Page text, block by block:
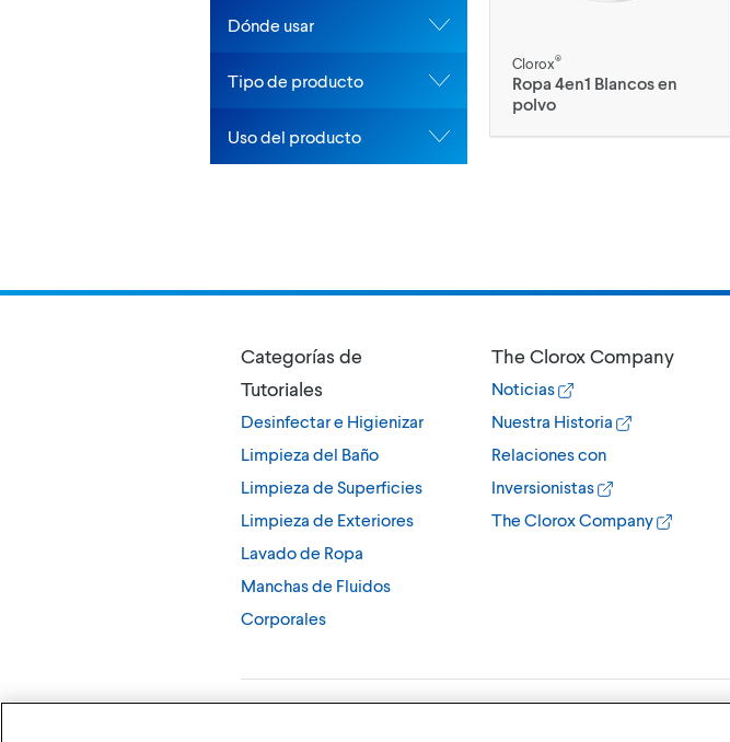
Dónde usar
Tipo de producto
Uso del producto
Clorox®
Ropa 4en1 Blancos en
polvo
Categorías de
Tutoriales
Desinfectar e Higienizar
Limpieza del Baño
Limpieza de Superficies
Limpieza de Exteriores
Lavado de Ropa
Manchas de Fluidos
Corporales
The Clorox Company
Noticias
Nuestra Historia
Relaciones con
Inversionistas
The Clorox Company